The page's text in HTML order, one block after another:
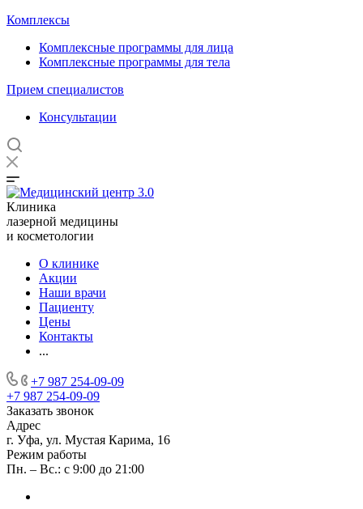
Комплексы
Комплексные программы для лица
Комплексные программы для тела
Прием специалистов
Консультации
Клиника
лазерной медицины
и косметологии
О клинике
Акции
Наши врачи
Пациенту
Цены
Контакты
...
+7 987 254-09-09
+7 987 254-09-09
Заказать звонок
Адрес
г. Уфа, ул. Мустая Карима, 16
Режим работы
Пн. – Вс.: с 9:00 до 21:00